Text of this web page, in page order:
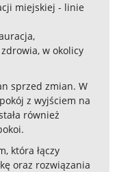
miejskiej - linie
w okolicy
sprzed zmian. W
z wyjściem na
również
która łączy
oraz rozwiązania